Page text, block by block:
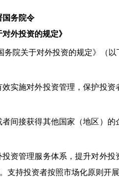
国务院令
外投资的规定》
院关于对外投资的规定》（以
实施对外投资管理，保护投
间接获得其他国家（地区）
资管理服务体系，提升对外
支持投资者按照市场化原则开展